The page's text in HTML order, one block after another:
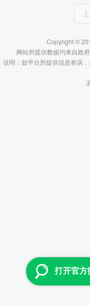
Copyright ©
网站所提供数据均来自政
说明：如平台所提供信息有误
打开官方